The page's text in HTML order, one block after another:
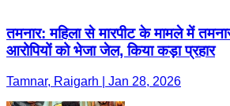
तमनार: महिला से मारपीट के मामले में
आरोपियों को भेजा जेल, किया कड़ा प्रहार
Tamnar, Raigarh | Jan 28, 2026